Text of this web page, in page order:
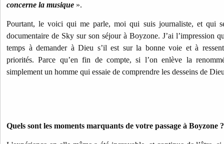
concerne la musique ».
Pourtant, le voici qui me parle, moi qui suis journaliste, et qui
documentaire de Sky sur son séjour à Boyzone. J’ai l’impression
temps à demander à Dieu s’il est sur la bonne voie et à
priorités. Parce qu’en fin de compte, si l’on enlève la
simplement un homme qui essaie de comprendre les desseins de
Quels sont les moments marquants de votre passage à Boyzone ?